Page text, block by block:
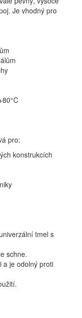
Je vhodný pro
pro:
konstrukcích
tmel s
schne.
a je odolný proti